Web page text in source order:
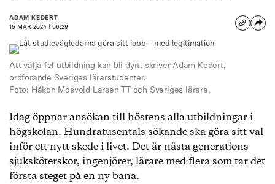
ADAM KEDERT
15 MAR 2024 | 06:29
Att välja fel utbildning kan bli dyrt, skriver Adam Kedert,
ordförande Sveriges lärarstudenter.
Foto: Håkon Mosvold Larsen TT och Sveriges lärare.
Idag öppnar ansökan till höstens alla utbildningar i
högskolan. Hundratusentals sökande ska göra sitt val
inför ett nytt skede i livet. Det är nästa generations
sjuksköterskor, ingenjörer, lärare med flera som tar det
första steget på en ny bana.